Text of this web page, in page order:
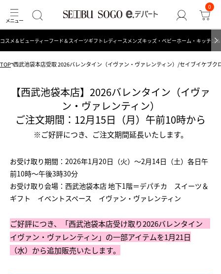
0
コスメ＆ビューティーフード＆スイーツギフト レディース メンズキッズ・ベビーホーム・キッチン
TOP 西武池袋本店受取 2026バレンタイン（イヴァン・ヴァレンティン）/セイブイケブ
【西武池袋本店】2026バレンタイン（イヴァ
ン・ヴァレンティン）
ご注文期間：12月15日（月）午前10時から
※ご好評につき、ご注文期間延長いたします。
お受け取り期間：2026年1月20日（火）～2月14日（土）各日午
前10時～午後3時30分
お受け取り会場：西武池袋本店 地下1階＝デパチカ スイーツ＆
ギフト イベントスペース イヴァン・ヴァレンティン
ご好評につき、「西武池袋本店受け取り2026バレンタイン
イヴァン・ヴァレンティン」の一部アイテムを1月21日
（水）から追加販売いたします。